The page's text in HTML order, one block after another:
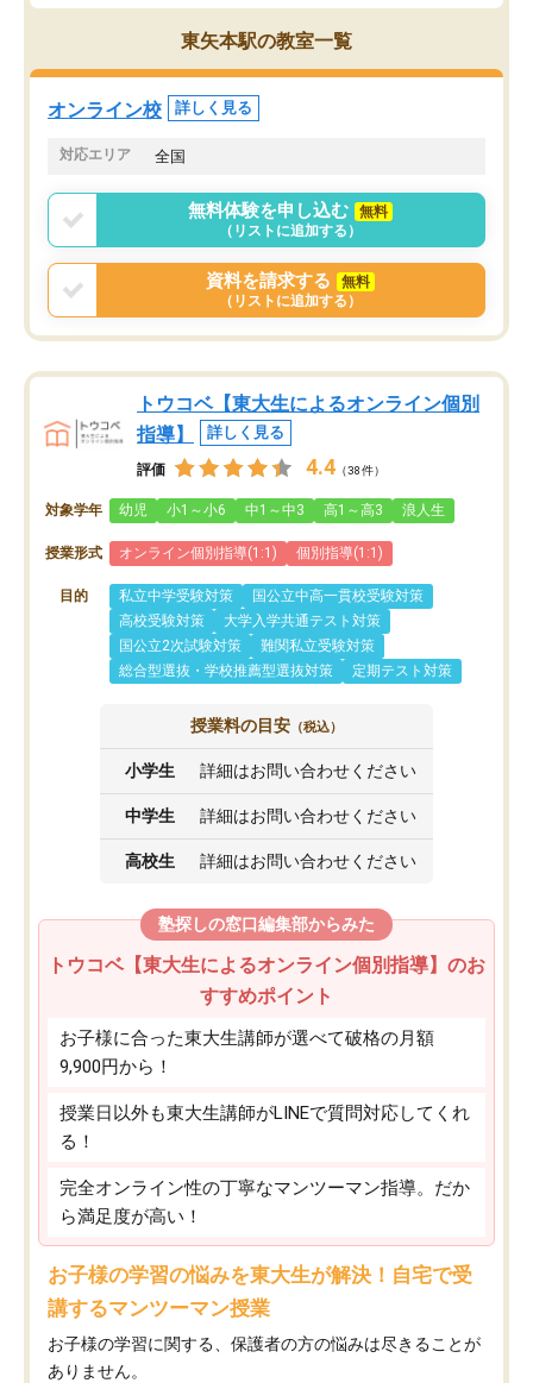
であるので無料の週末教室を使用しな
がら頑張って欲しいと思います！
東矢本駅の教室一覧
オンライン校 詳しく見る
対応エリア 全国
無料体験を申し込む
無料
（リストに追加する）
資料を請求する
無料
（リストに追加する）
トウコベ【東大生によるオンライン個別
指導】
詳しく見る
評価 4.4 （38件）
対象学年 幼児 小1～小6 中1～中3 高1～高3 浪人生
授業形式 オンライン個別指導(1:1) 個別指導(1:1)
目的 私立中学受験対策
国公立中高一貫校受験対策
高校受験対策
大学入学共通テスト対策
国公立2次試験対策
難関私立受験対策
総合型選抜・学校推薦型選抜対策
定期テスト対策
授業料の目安 （税込）
小学生 詳細はお問い合わせください
中学生 詳細はお問い合わせください
高校生 詳細はお問い合わせください
塾探しの窓口編集部からみた
トウコベ【東大生によるオンライン個別指導】のお
すすめポイント
お子様に合った東大生講師が選べて破格の月額
9,900円から！
授業日以外も東大生講師がLINEで質問対応してくれ
る！
完全オンライン性の丁寧なマンツーマン指導。だか
ら満足度が高い！
お子様の学習の悩みを東大生が解決！自宅で受
講するマンツーマン授業
お子様の学習に関する、保護者の方の悩みは尽きることが
ありません。